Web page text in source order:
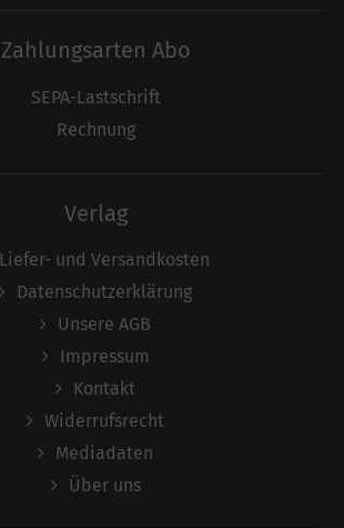
Zahlungsarten Abo
SEPA-Lastschrift
Rechnung
Verlag
Liefer- und Versandkosten
Datenschutzerklärung
Unsere AGB
Impressum
Kontakt
Widerrufsrecht
Mediadaten
Über uns